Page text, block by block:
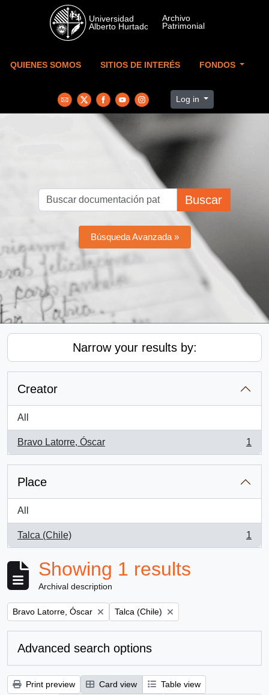
Skip to main content
QUIENES SOMOS SITIOS DE INTERÉS FONDOS
Log in
Buscar
Búsqueda Avanzada »
Narrow your results by:
Creator
All
Bravo Latorre, Óscar
, 1 results
1
Place
All
Talca (Chile)
, 1 results
1
Showing 1 results
Archival description
Remove filter:
Bravo Latorre, Óscar Remove filter:
Talca (Chile)
Advanced search options
Print preview Card view
Table view